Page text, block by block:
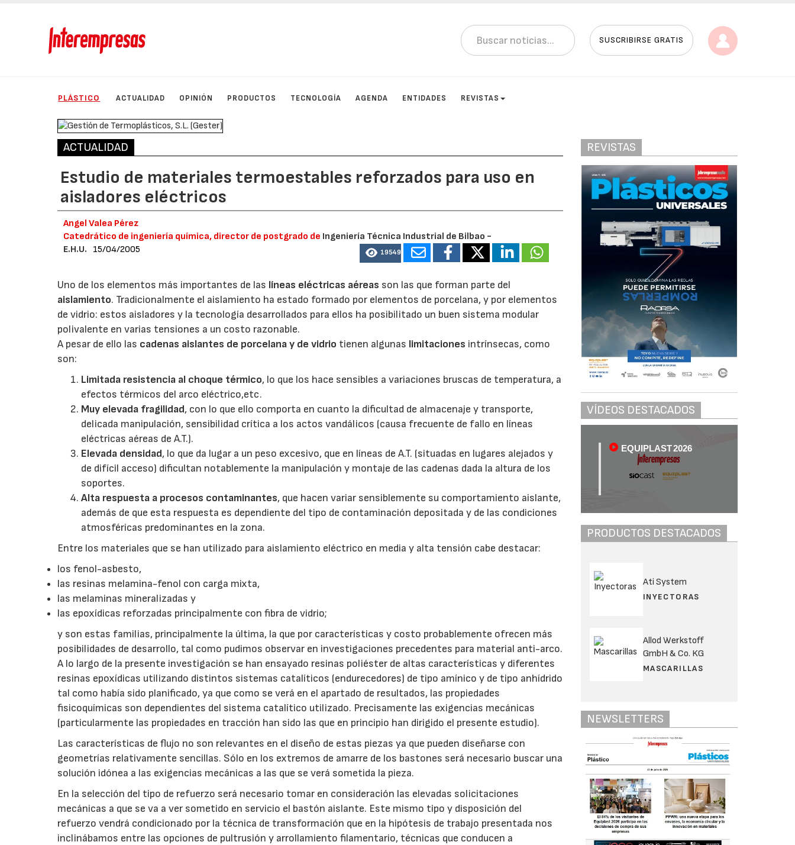
SUSCRIBIRSE GRATIS
PLÁSTICO ACTUALIDAD OPINIÓN PRODUCTOS TECNOLOGÍA AGENDA ENTIDADES REVISTAS
ACTUALIDAD
Estudio de materiales termoestables reforzados para uso en
aisladores eléctricos
Angel Valea Pérez
Catedrático de ingeniería química, director de postgrado de Ingeniería Técnica Industrial de Bilbao -
E.H.U.
15/04/2005 19549
Uno de los elementos más importantes de las líneas eléctricas aéreas son las que forman parte del
aislamiento. Tradicionalmente el aislamiento ha estado formado por elementos de porcelana, y por elementos
de vidrio: estos aisladores y la tecnología desarrollados para ellos ha posibilitado un buen sistema modular
polivalente en varias tensiones a un costo razonable.
A pesar de ello las cadenas aislantes de porcelana y de vidrio tienen algunas limitaciones intrínsecas, como
son:
Limitada resistencia al choque térmico, lo que los hace sensibles a variaciones bruscas de temperatura, a
efectos térmicos del arco eléctrico,etc.
Muy elevada fragilidad, con lo que ello comporta en cuanto la dificultad de almacenaje y transporte,
delicada manipulación, sensibilidad crítica a los actos vandálicos (causa frecuente de fallo en líneas
eléctricas aéreas de A.T.).
Elevada densidad, lo que da lugar a un peso excesivo, que en líneas de A.T. (situadas en lugares alejados y
de difícil acceso) dificultan notablemente la manipulación y montaje de las cadenas dada la altura de los
soportes.
Alta respuesta a procesos contaminantes, que hacen variar sensiblemente su comportamiento aislante,
además de que esta respuesta es dependiente del tipo de contaminación depositada y de las condiciones
atmosféricas predominantes en la zona.
Entre los materiales que se han utilizado para aislamiento eléctrico en media y alta tensión cabe destacar:
los fenol-asbesto,
las resinas melamina-fenol con carga mixta,
las melaminas mineralizadas y
las epoxídicas reforzadas principalmente con fibra de vidrio;
y son estas familias, principalmente la última, la que por características y costo probablemente ofrecen más
posibilidades de desarrollo, tal como pudimos observar en investigaciones precedentes para material anti-arco.
A lo largo de la presente investigación se han ensayado resinas poliéster de altas características y diferentes
resinas epoxídicas utilizando distintos sistemas catalíticos (endurecedores) de tipo amínico y de tipo anhídrido
tal como había sido planificado, ya que como se verá en el apartado de resultados, las propiedades
fisicoquímicas son dependientes del sistema catalítico utilizado. Precisamente las exigencias mecánicas
(particularmente las propiedades en tracción han sido las que en principio han dirigido el presente estudio).
Las características de flujo no son relevantes en el diseño de estas piezas ya que pueden diseñarse con
geometrías relativamente sencillas. Sólo en los extremos de amarre de los bastones será necesario buscar una
solución idónea a las exigencias mecánicas a las que se verá sometida la pieza.
En la selección del tipo de refuerzo será necesario tomar en consideración las elevadas solicitaciones
mecánicas a que se va a ver sometido en servicio el bastón aislante. Este mismo tipo y disposición del
refuerzo vendrá condicionado por la técnica de transformación que en la hipótesis de trabajo presentada nos
inclinábamos entre las opciones de pultrusión y arrollamiento filamentario, técnicas que conducen a
REVISTAS
VÍDEOS DESTACADOS
EQUIPLAST 2026
PRODUCTOS DESTACADOS
Ati System
INYECTORAS
Allod Werkstoff
GmbH & Co. KG
MASCARILLAS
NEWSLETTERS